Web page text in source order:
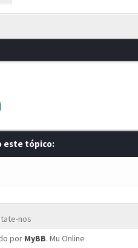
este tópico:
nos
por MyBB. Mu Online